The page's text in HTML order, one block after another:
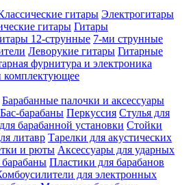
гитары Электрогитары
гитары Гитары
12-струнные 7-ми струнные
Леворукие гитары Гитарные
фурнитура и электроника
комплектующее
Барабанные палочки и аксессуары
Бас-барабаны Перкуссия Стулья для
барабанной установки Стойки
литавр Тарелки для акустических
и рюты Аксессуары для ударных
Пластики для барабанов
для электронных